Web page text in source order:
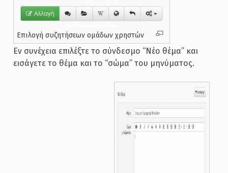
Επιλογή συζητήσεων ομάδων χρηστών
Εν συνέχεια επιλέξτε το σύνδεσμο “Νέο θέμα” και
εισάγετε το θέμα και το “σώμα” του μηνύματος.